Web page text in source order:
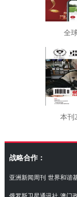
全
本刊
战略合作：
亚洲新闻周刊 世界和谐